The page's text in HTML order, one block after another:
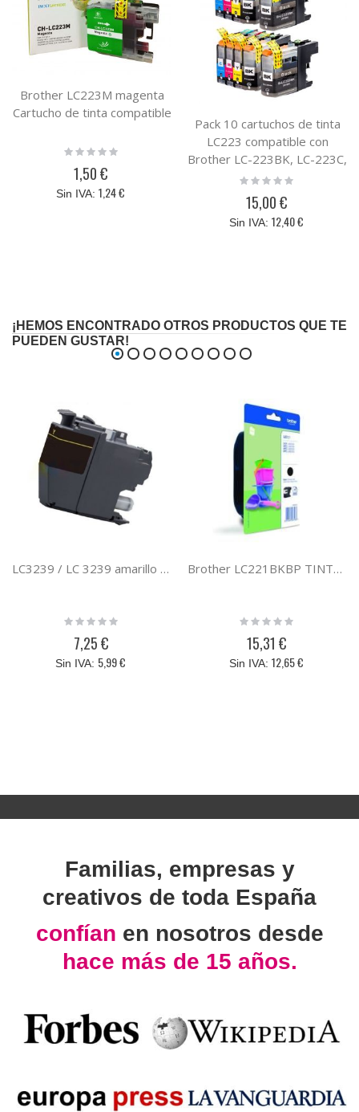
Brother LC223M magenta
Cartucho de tinta compatible
Rating:
1,50 €
1,24 €
Pack 10 cartuchos de tinta
LC223 compatible con
Brother LC-223BK, LC-223C,
LC-223M, LC-223Y
Rating:
15,00 €
12,40 €
¡HEMOS ENCONTRADO OTROS PRODUCTOS QUE TE
PUEDEN GUSTAR!
LC3239 / LC 3239 amarillo compatible con el cartucho de tinta original Brother LC-3239XL
Rating:
7,25 €
5,99 €
Brother LC221BKBP TINTA NEGRA DCP-J562DW MFC-J880DW
Rating:
15,31 €
12,65 €
Familias, empresas y
creativos de toda España
confían en nosotros desde
hace más de 15 años.